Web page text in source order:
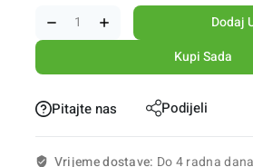
Dodaj
Kupi Sada
Pitajte nas Podijeli
Vrijeme dostave: Do 4 radna dana